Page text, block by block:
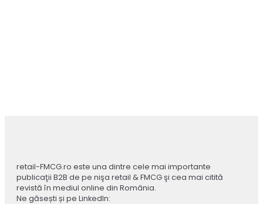
retail-FMCG.ro este una dintre cele mai importante
publicaţii B2B de pe nişa retail & FMCG şi cea mai citită
revistă în mediul online din România.
Ne găsești și pe LinkedIn: